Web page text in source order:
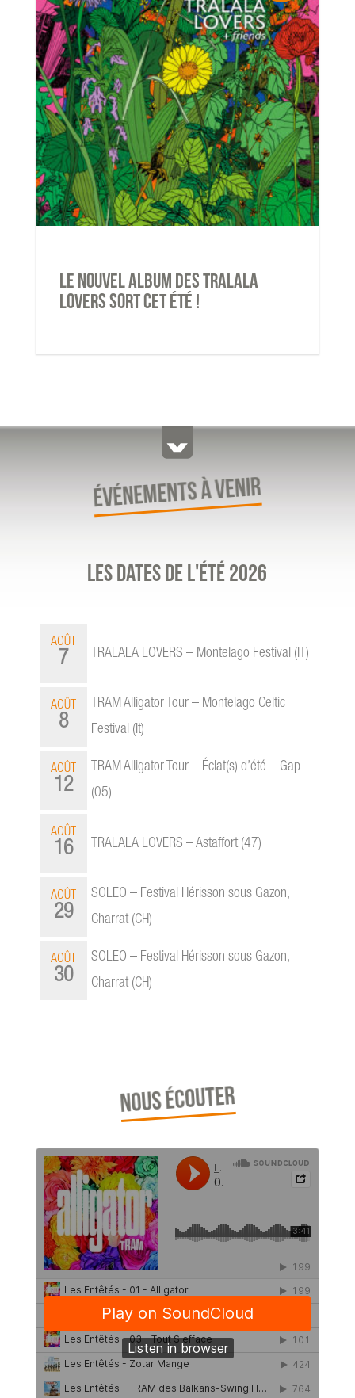
Le nouvel album des TRALALA
LOVERS sort cet été !
ÉVÉNEMENTS À VENIR
Les dates de l'été 2026
AOÛT
7 TRALALA LOVERS – Montelago Festival (IT)
AOÛT
8
TRAM Alligator Tour – Montelago Celtic
Festival (It)
AOÛT
12
TRAM Alligator Tour – Éclat(s) d’été – Gap
(05)
AOÛT
16 TRALALA LOVERS – Astaffort (47)
AOÛT
29
SOLEO – Festival Hérisson sous Gazon,
Charrat (CH)
AOÛT
30
SOLEO – Festival Hérisson sous Gazon,
Charrat (CH)
NOUS ÉCOUTER